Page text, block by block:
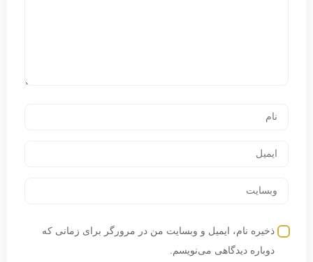
ذخیره نام، ایمیل و وبسایت من در مرورگر برای زمانی که
دوباره دیدگاهی می‌نویسم.